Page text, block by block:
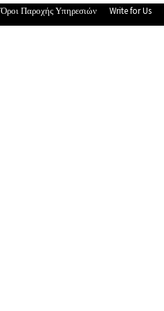
Όροι Παροχής Υπηρεσιών Write for Us